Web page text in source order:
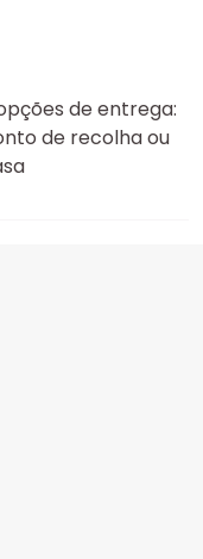
de entrega:
de recolha ou